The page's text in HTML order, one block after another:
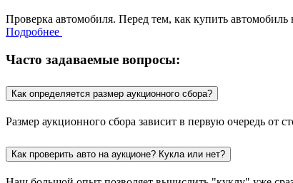
Проверка автомобиля. Перед тем, как купить
Подробнее
Часто задаваемые вопросы:
Как определяется размер аукционного сбора?
Размер аукционного сбора зависит в первую очередь от
Как проверить авто на аукционе? Кукла или нет?